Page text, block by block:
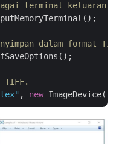
terminal keluaran.
dalam format
TIFF.
, new